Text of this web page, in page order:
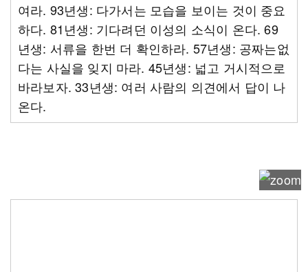
여라. 93년생: 다가서는 모습을 보이는 것이 중요
하다. 81년생: 기다려던 이성의 소식이 온다. 69
년생: 서류을 한번 더 확인하라. 57년생: 공짜는없
다는 사실을 잊지 마라. 45년생: 넓고 거시적으로
바라보자. 33년생: 여러 사람의 의견에서 답이 나
온다.